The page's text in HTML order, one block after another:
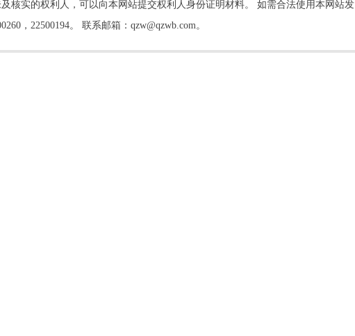
核实的权利人，可以向本网站提交权利人身份证明材料。 如需合法使用本网站发
，22500194。 联系邮箱：qzw@qzwb.com。